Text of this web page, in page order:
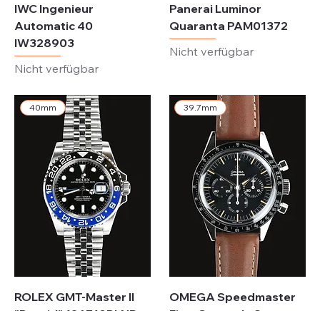
IWC Ingenieur
Automatic 40
IW328903
Nicht verfügbar
Panerai Luminor
Quaranta PAM01372
Nicht verfügbar
40mm
ROLEX GMT-Master II
39.7mm
OMEGA Speedmaster